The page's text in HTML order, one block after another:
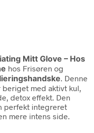
Mitt Glove – Hos
hos Frisøren og
. Denne
med aktivt kul,
detox effekt. Den
perfekt integreret
mere intens side.